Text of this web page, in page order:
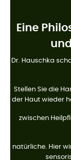
Eine
Dr. Hauschka
Stellen Sie die
der Haut wieder
zwischen
natürliche. Hier